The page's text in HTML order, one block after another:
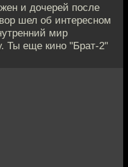
и дочерей после
шел об интересном
мир
Ты еще кино "Брат-2"